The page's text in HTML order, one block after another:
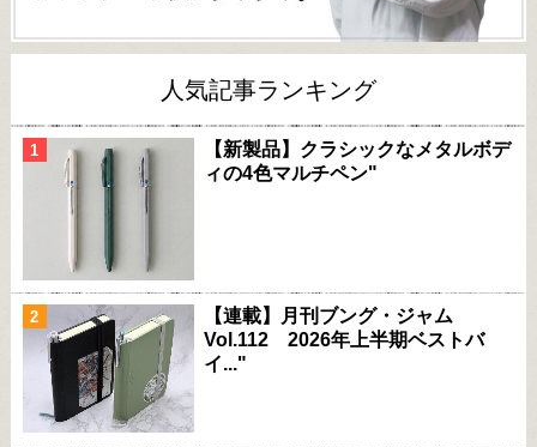
人気記事ランキング
【新製品】クラシックなメタルボデ
ィの4色マルチペン"
【連載】月刊ブング・ジャム
Vol.112 2026年上半期ベストバ
イ..."